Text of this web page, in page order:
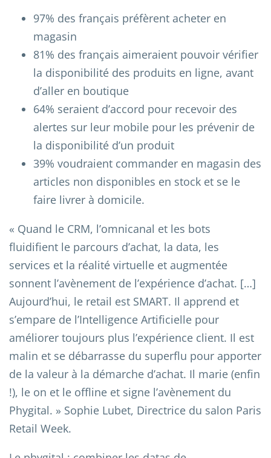
97% des français préfèrent acheter en
magasin
81% des français aimeraient pouvoir vérifier
la disponibilité des produits en ligne, avant
d’aller en boutique
64% seraient d’accord pour recevoir des
alertes sur leur mobile pour les prévenir de
la disponibilité d’un produit
39% voudraient commander en magasin des
articles non disponibles en stock et se le
faire livrer à domicile.
« Quand le CRM, l’omnicanal et les bots
fluidifient le parcours d’achat, la data, les
services et la réalité virtuelle et augmentée
sonnent l’avènement de l’expérience d’achat. […]
Aujourd’hui, le retail est SMART. Il apprend et
s’empare de l’Intelligence Artificielle pour
améliorer toujours plus l’expérience client. Il est
malin et se débarrasse du superflu pour apporter
de la valeur à la démarche d’achat. Il marie (enfin
!), le on et le offline et signe l’avènement du
Phygital. » Sophie Lubet, Directrice du salon Paris
Retail Week.